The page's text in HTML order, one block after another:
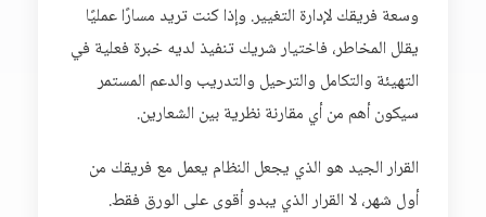
وسعة فريقك لإدارة التغيير. وإذا كنت تريد مسارًا عمليًا
يقلل المخاطر، فاختيار شريك تنفيذ لديه خبرة فعلية في
التهيئة والتكامل والترحيل والتدريب والدعم المستمر
سيكون أهم من أي مقارنة نظرية بين الشعارين.
القرار الجيد هو الذي يجعل النظام يعمل مع فريقك من
أول شهر، لا القرار الذي يبدو أقوى على الورق فقط.